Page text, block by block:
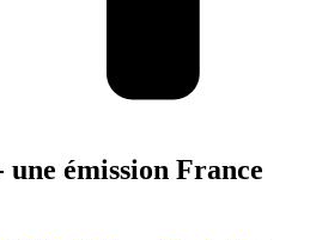
émission France